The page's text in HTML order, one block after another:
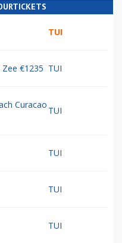
TUI
€1235 TUI
Curacao
TUI
TUI
TUI
TUI